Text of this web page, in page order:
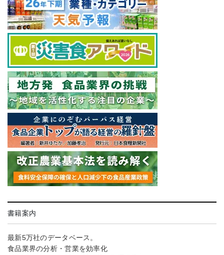
書籍案内
最新5万社のデータベース。
食品業界の分析・営業を効率化